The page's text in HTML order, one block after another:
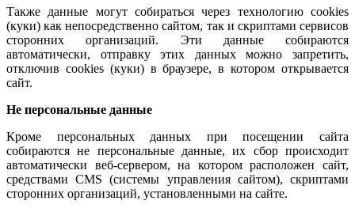
Также данные могут собираться через технологию cookies
(куки) как непосредственно сайтом, так и скриптами сервисов
сторонних организаций. Эти данные собираются
автоматически, отправку этих данных можно запретить,
отключив cookies (куки) в браузере, в котором открывается
сайт.
Не персональные данные
Кроме персональных данных при посещении сайта
собираются не персональные данные, их сбор происходит
автоматически веб-сервером, на котором расположен сайт,
средствами CMS (системы управления сайтом), скриптами
сторонних организаций, установленными на сайте.